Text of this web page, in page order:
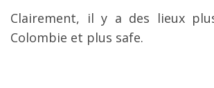
Clairement, il y a des lieux
Colombie et plus safe.